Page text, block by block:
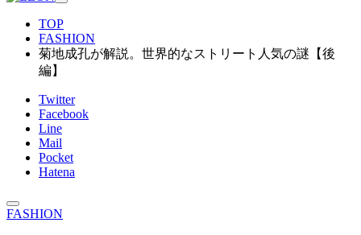
TOP
FASHION
菊地成孔が解説。世界的なストリート人気の謎【後
編】
Twitter
Facebook
Line
Mail
Pocket
Hatena
FASHION